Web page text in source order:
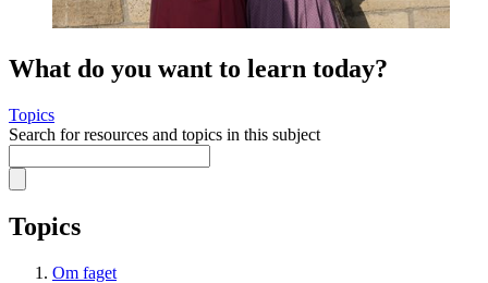
What do you want to learn today?
Topics
Search for resources and topics in this subject
Topics
Om faget